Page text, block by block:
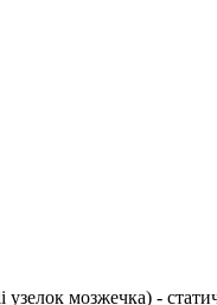
мозжечка) -